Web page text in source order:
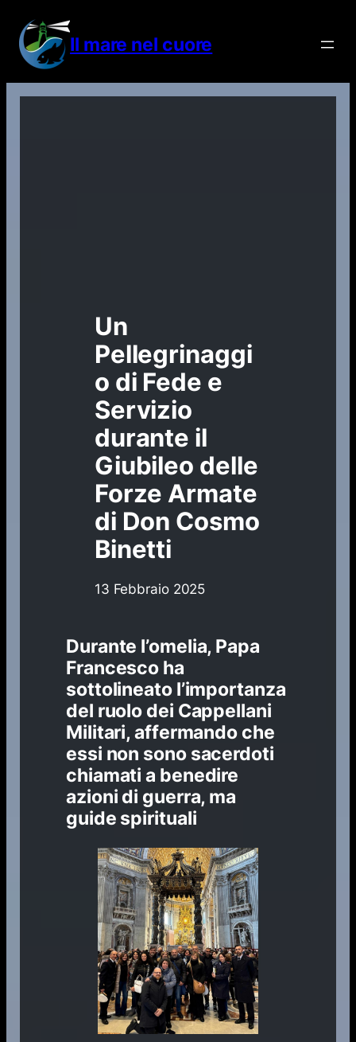
contenuto
Il mare nel cuore
Un
Pellegrinaggi
o di Fede e
Servizio
durante il
Giubileo delle
Forze Armate
di Don Cosmo
Binetti
13 Febbraio 2025
Durante l’omelia, Papa
Francesco ha
sottolineato l’importanza
del ruolo dei Cappellani
Militari, affermando che
essi non sono sacerdoti
chiamati a benedire
azioni di guerra, ma
guide spirituali